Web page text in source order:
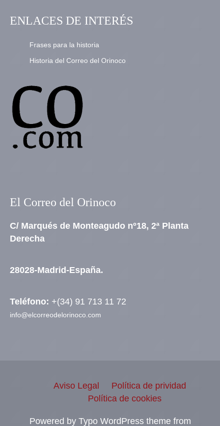
ENLACES DE INTERÉS
Frases para la historia
Historia del Correo del Orinoco
El Correo del Orinoco
C/ Marqués de Monteagudo nº18, 2ª Planta
Derecha
28028-Madrid-España.
Teléfono: +(34) 91 713 11 72
info@elcorreodelorinoco.com
Aviso Legal
Política de prividad
Política de cookies
Powered by Typo WordPress theme from